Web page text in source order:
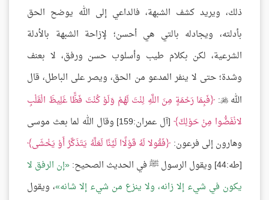
ذلك، ويريد كشف الشبهة، فالداعي إلى الله يوضح الحق
بأدلته، ويجادله بالتي هي أحسن؛ لإزاحة الشبهة بالأدلة
الشرعية، لكن بكلام طيب وأسلوب حسن ورفق، لا بعنف
وشدة؛ حتى لا ينفر المدعو من الحق، ويصر على الباطل، قال
الله
: فَبِمَا رَحْمَةٍ مِنَ اللَّهِ لِنْتَ لَهُمْ وَلَوْ كُنْتَ فَظًّا غَلِيظَ الْقَلْبِ
لانْفَضُّوا مِنْ حَوْلِكَ
[آل عمران:159] وقال الله لما بعث موسى
وهارون إلى فرعون: فَقُولا لَهُ قَوْلًاا لَيِّنًا لَعَلَّهُ يَتَذَكَّرُ أَوْ يَخْشَى
[طه:44] ويقول الرسول ﷺ في الحديث الصحيح:
إن الرفق لا
يكون في شيء إلا زانه، ولا ينزع من شيء إلا شانه ، ويقول